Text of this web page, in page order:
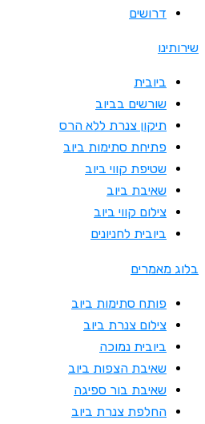
דרושים
שירותינו
ביובית
שורשים בביוב
תיקון צנרת ללא הרס
פתיחת סתימות ביוב
שטיפת קווי ביוב
שאיבת ביוב
צילום קווי ביוב
ביובית לחניונים
בלוג מאמרים
פותח סתימות ביוב
צילום צנרת ביוב
ביובית נמוכה
שאיבת הצפות ביוב
שאיבת בור ספיגה
החלפת צנרת ביוב